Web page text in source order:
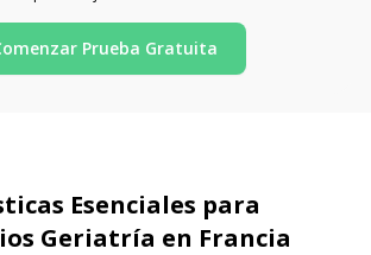
Prueba Gratuita
Esenciales para
Geriatría en Francia